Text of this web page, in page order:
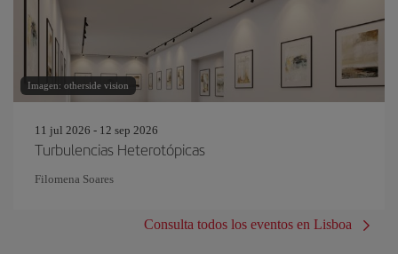
Imagen: otherside vision
11 jul 2026 - 12 sep 2026
Turbulencias Heterotópicas
Filomena Soares
Consulta todos los eventos en Lisboa